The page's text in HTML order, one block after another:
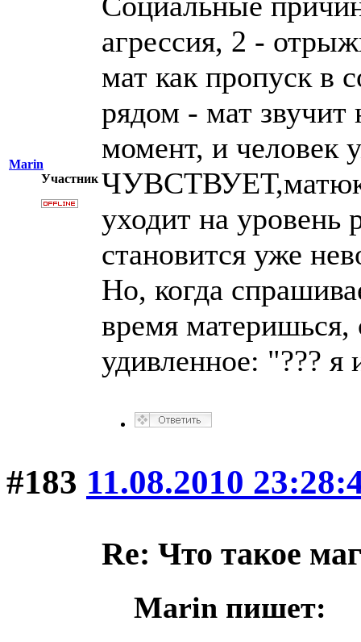
Marin
Участник
агрессия, 2 -
мат как пропуск
рядом - мат звучит
момент, и человек
уходит на уровень
становится уже
Но, когда
время
удивленное: "??? я
#183 11.08.2010
Re: Что такое
Marin пишет: